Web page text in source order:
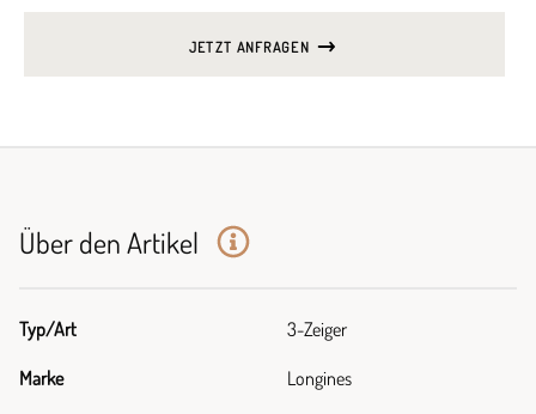
JETZT ANFRAGEN
Über den Artikel
Typ/Art 3-Zeiger
Marke Longines